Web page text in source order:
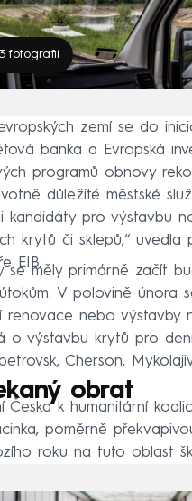
fotografií
zemí se do
banka a Evropská
programů obnovy
důležité městské
kandidáty pro výstavbu
krytů či sklepů,“ uvedla
EIB.
se měly primárně začít
V polovině února
renovace nebo výstavby
o výstavbu krytů pro
Cherson,
obrat
Česka k humanitární
poměrně
roku na tuto oblast